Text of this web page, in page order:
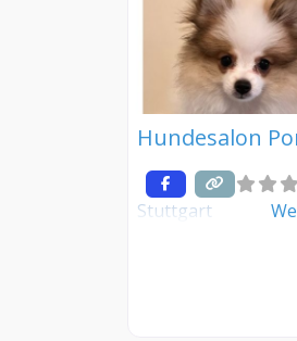
Hundesalon
Stuttgart